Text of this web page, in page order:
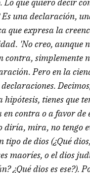
Es una declaración,
que expresa la
'No creo, aunque
contra, simplemente
Pero en la
hipótesis, tienes que
en contra o a favor de
diría, mira, no tengo
tipo de dios (¿Qué
maoríes, o el dios
¿Qué dios es ese?).